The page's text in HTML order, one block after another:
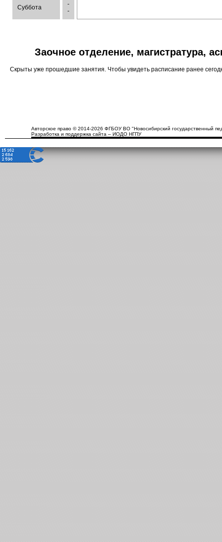
Суббота
-
-
Заочное отделение, магистратура,
Скрыты уже прошедшие занятия. Чтобы увидеть расписание ранее
Авторское право © 2014-2026 ФГБОУ ВО "Новосибирский государственный
Разработка и поддержка сайта – ИОДО НГПУ